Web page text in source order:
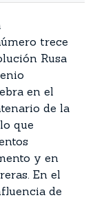
trece
Rusa
en el
de la
que
y en
En el
de